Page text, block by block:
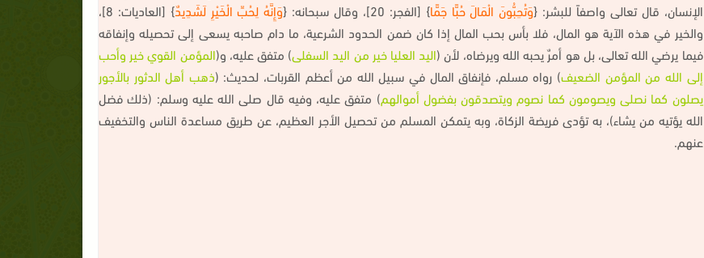
الإنسان، قال تعالى واصفاً للبشر: {وَتُحِبُّونَ الْمَالَ حُبًّا جَمًّا} [الفجر: 20]، وقال سبحانه: { وَإِنَّهُ لِحُبِّ الْخَيْرِ لَشَدِيدٌ
} [العاديات: 8]،
والخير في هذه الآية هو المال، فلا بأس بحب المال إذا كان ضمن الحدود الشرعية، ما دام صاحبه يسعى إلى تحصيله وإنفاقه
فيما يرضي الله تعالى، بل هو أمرٌ يحبه الله ويرضاه، لأن (اليد العليا خير من اليد السفلى) متفق عليه، و(المؤمن القوي خير وأحب
إلى الله من المؤمن الضعيف) رواه مسلم، فإنفاق المال في سبيل الله من أعظم القربات، لحديث: (ذهب أهل الدثور بالأجور
يصلون كما نصلى ويصومون كما نصوم ويتصدقون بفضول أموالهم) متفق عليه، وفيه قال صلى الله عليه وسلم: (ذلك فضل
الله يؤتيه من يشاء)، به تؤدى فريضة الزكاة، وبه يتمكن المسلم من تحصيل الأجر العظيم، عن طريق مساعدة الناس والتخفيف
عنهم.